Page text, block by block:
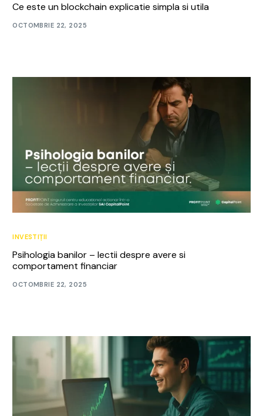
Ce este un blockchain explicatie simpla si utila
OCTOMBRIE 22, 2025
INVESTIȚII
Psihologia banilor – lectii despre avere si
comportament financiar
OCTOMBRIE 22, 2025